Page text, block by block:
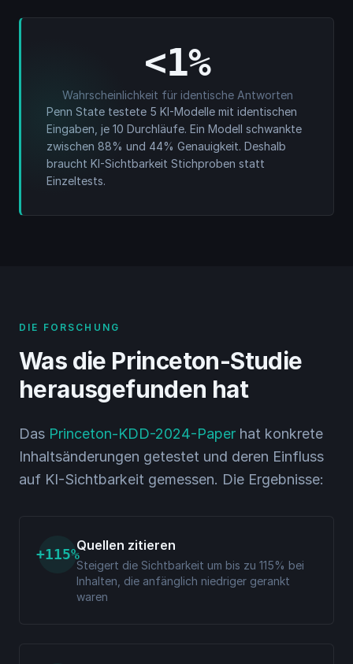
<1%
Wahrscheinlichkeit für identische Antworten
Penn State testete 5 KI-Modelle mit identischen
Eingaben, je 10 Durchläufe. Ein Modell schwankte
zwischen 88% und 44% Genauigkeit. Deshalb
braucht KI-Sichtbarkeit Stichproben statt
Einzeltests.
DIE FORSCHUNG
Was die Princeton-Studie
herausgefunden hat
Das Princeton-KDD-2024-Paper hat konkrete
Inhaltsänderungen getestet und deren Einfluss
auf KI-Sichtbarkeit gemessen. Die Ergebnisse:
+115%
Quellen zitieren
Steigert die Sichtbarkeit um bis zu 115% bei
Inhalten, die anfänglich niedriger gerankt
waren